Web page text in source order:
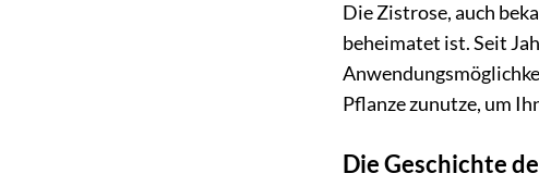
Die Zistrose, auch
beheimatet ist. Seit
Pflanze zunutze, um
Die Geschichte